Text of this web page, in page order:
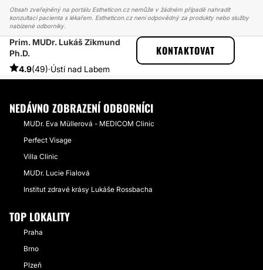
Obsah zveřejněný na portálu Estheticon.cz nemůže v žádném případě nahradit
konzultaci pacienta s lékařem. Estheticon.cz není odpovědný za produkty nebo služby
nabízené odborníky.
Prim. MUDr. Lukáš Zikmund
Ph.D.
4.9(49)·Ústí nad Labem
KONTAKTOVAT
ESTHETICON
PŘÍBĚHY
PŘÍBĚHY TÝKAJÍCÍ SE ZÁKROKU KYSELINA HYALURONOVÁ
PRAVIDELNÉ DOPLŇOVÁNÍ KYSELINY HYALURONOVÉ
NEDÁVNO ZOBRAZENÍ ODBORNÍCI
MUDr. Eva Müllerová - MEDICOM Clinic
Perfect Visage
Villa Clinic
MUDr. Lucie Fialová
Institut zdravé krásy Lukáše Rossbacha
TOP LOKALITY
Praha
Brno
Plzeň